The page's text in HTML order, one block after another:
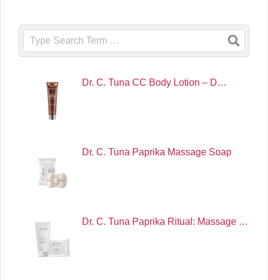
Search
Dr. C. Tuna CC Body Lotion – D…
Dr. C. Tuna Paprika Massage Soap
Dr. C. Tuna Paprika Ritual: Massage …